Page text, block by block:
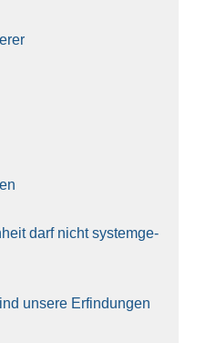
darf nicht sys­tem­ge­
unse­re Erfin­dun­gen